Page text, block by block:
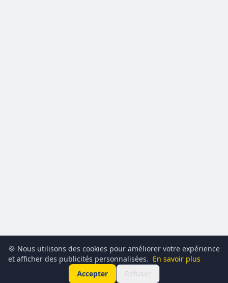
🍪 Nous utilisons des cookies pour améliorer votre expérience
et afficher des publicités personnalisées. En savoir plus
Accepter
Refuser